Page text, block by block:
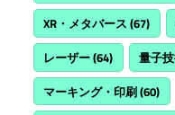
XR・メタバース (67)
レーザー(64) 量子
マーキング・印刷(60)